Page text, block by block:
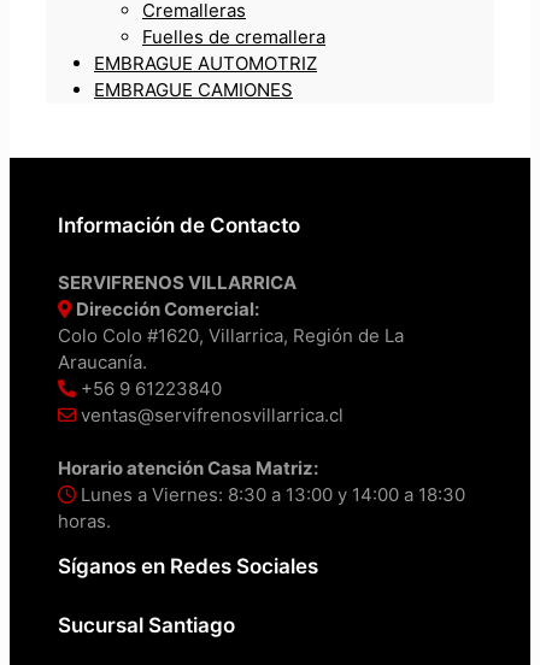
Cremalleras
Fuelles de cremallera
EMBRAGUE AUTOMOTRIZ
EMBRAGUE CAMIONES
Información de Contacto
SERVIFRENOS VILLARRICA
Dirección Comercial:
Colo Colo #1620, Villarrica, Región de La
Araucanía.
+56 9 61223840
ventas@servifrenosvillarrica.cl
Horario atención Casa Matriz:
Lunes a Viernes: 8:30 a 13:00 y 14:00 a 18:30
horas.
Síganos en Redes Sociales
Sucursal Santiago